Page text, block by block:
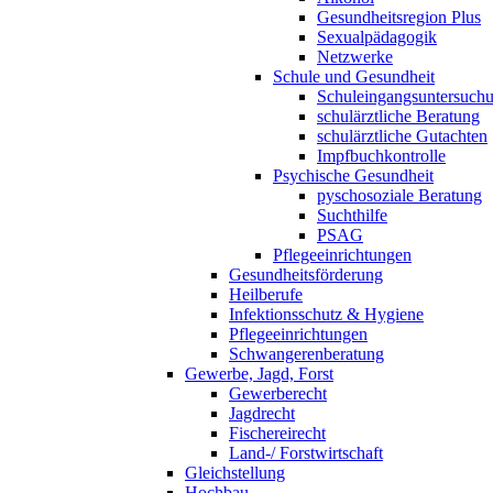
Gesundheitsregion Plus
Sexualpädagogik
Netzwerke
Schule und Gesundheit
schulärztliche Beratung
schulärztliche Gutachten
Impfbuchkontrolle
Psychische Gesundheit
pyschosoziale Beratung
Suchthilfe
PSAG
Pflegeeinrichtungen
Gesundheitsförderung
Heilberufe
Infektionsschutz & Hygiene
Pflegeeinrichtungen
Schwangerenberatung
Gewerbe, Jagd, Forst
Gewerberecht
Jagdrecht
Fischereirecht
Land-/ Forstwirtschaft
Gleichstellung